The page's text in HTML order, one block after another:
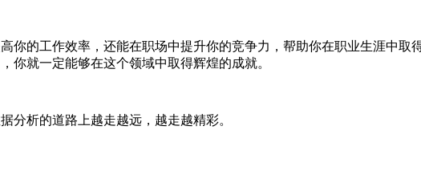
你的工作效率，还能在职场中提升你的竞争力，帮助你在职业生涯中
你就一定能够在这个领域中取得辉煌的成就。
分析的道路上越走越远，越走越精彩。